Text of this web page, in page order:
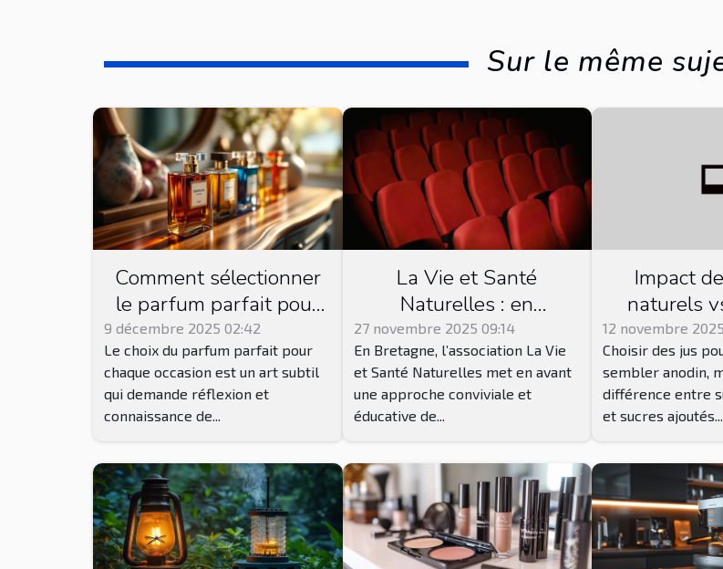
Sur le même
Comment sélectionner
le parfum parfait pour
chaque occasion ?
9 décembre 2025 02:42
Le choix du parfum parfait pour
chaque occasion est un art subtil
qui demande réflexion et
connaissance de...
La Vie et Santé
Naturelles : en
Bretagne, cette
association propose des
séances de ciné club !
27 novembre 2025 09:14
En Bretagne, l’association La Vie
et Santé Naturelles met en avant
une approche conviviale et
éducative de...
Impact
naturels
dans les
12 novembre
Choisir des jus
sembler anodin,
différence entre
et sucres ajoutés...